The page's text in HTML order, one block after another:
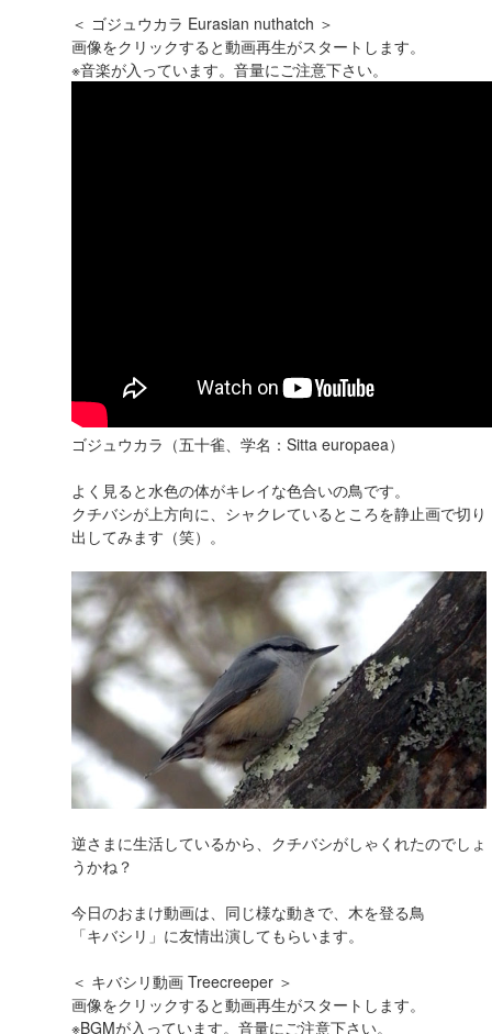
＜ ゴジュウカラ Eurasian nuthatch ＞
画像をクリックすると動画再生がスタートします。
※音楽が入っています。音量にご注意下さい。
ゴジュウカラ（五十雀、学名：Sitta europaea）
よく見ると水色の体がキレイな色合いの鳥です。
クチバシが上方向に、シャクレているところを静止画で切り
出してみます（笑）。
逆さまに生活しているから、クチバシがしゃくれたのでしょ
うかね？
今日のおまけ動画は、同じ様な動きで、木を登る鳥
「キバシリ」に友情出演してもらいます。
＜ キバシリ動画 Treecreeper ＞
画像をクリックすると動画再生がスタートします。
※BGMが入っています。音量にご注意下さい。